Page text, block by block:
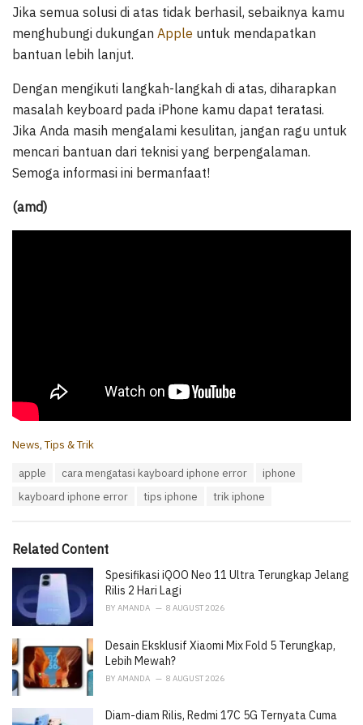
Jika semua solusi di atas tidak berhasil, sebaiknya kamu
menghubungi dukungan Apple untuk mendapatkan
bantuan lebih lanjut.
Dengan mengikuti langkah-langkah di atas, diharapkan
masalah keyboard pada iPhone kamu dapat teratasi.
Jika Anda masih mengalami kesulitan, jangan ragu untuk
mencari bantuan dari teknisi yang berpengalaman.
Semoga informasi ini bermanfaat!
(amd)
C
i
News,Tips & Trik
apple cara mengatasi kayboard iphone error
iphone
kayboard iphone error
tips iphone trik iphone
Related Content
Spesifikasi iQOO Neo 11 Ultra Terungkap Jelang
Rilis 2 Hari Lagi
BY AMANDA 8 AUGUST 2026
Desain Eksklusif Xiaomi Mix Fold 5 Terungkap,
Lebih Mewah?
BY AMANDA 8 AUGUST 2026
Diam-diam Rilis, Redmi 17C 5G Ternyata Cuma